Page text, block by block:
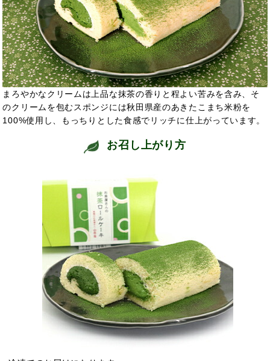
まろやかなクリームは上品な抹茶の香りと程よい苦みを含み、そ
のクリームを包むスポンジには秋田県産のあきたこまち米粉を
100%使用し、もっちりとした食感でリッチに仕上がっています。
お召し上がり方